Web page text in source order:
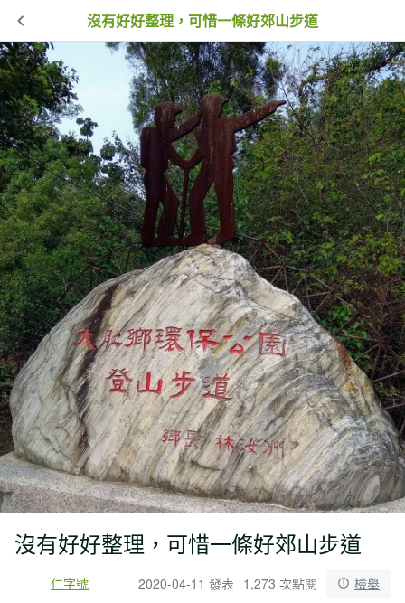
沒有好好整理，可惜一條好郊山步道
沒有好好整理，可惜一條好郊山步道
仁字號 2020-04-11 發表 1,273 次點閱 檢舉